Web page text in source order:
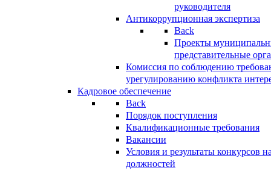
руководителя
Антикоррупционная экспертиза
Back
Проекты
представительные
Комиссия по соблюдению
урегулированию конфликта
Кадровое обеспечение
Back
Порядок поступления
Квалификационные требования
Вакансии
Условия и результаты конкурсов
должностей